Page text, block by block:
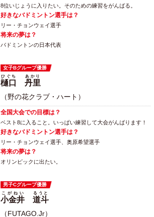
8位いじょうに入りたい。そのための練習をがんばる。
好きなバドミントン選手は？
リー・チョンウェイ選手
将来の夢は？
バドミントンの日本代表
女子Bグループ優勝
樋口
ひぐち
丹里
あかり
（野の花クラブ・ハート）
全国大会での目標は？
ベスト8に入ること。いっぱい練習して大会がんばります！
好きなバドミントン選手は？
リー・チョンウェイ選手、奥原希望選手
将来の夢は？
オリンピックに出たい。
男子Cグループ優勝
小金井
こがねい
道斗
るうと
（FUTAGO.Jr）